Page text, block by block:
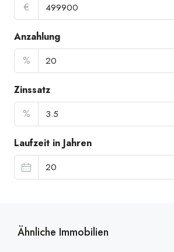
€
Anzahlung
%
Zinssatz
%
Laufzeit in Jahren
Ähnliche Immobilien